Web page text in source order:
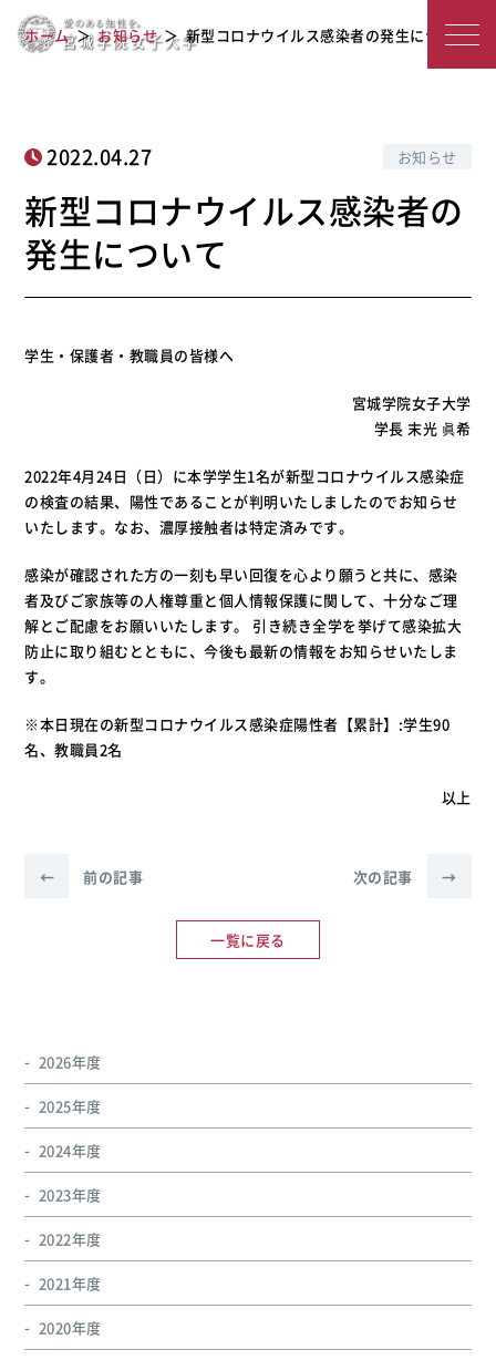
宮
女
子
大
新型コロナウイルス感染者の発生につ
いて
ホーム お知らせ 新型コロナウイルス感染者の発生について
2022.04.27 お知らせ
新型コロナウイルス感染者の
発生について
学生・保護者・教職員の皆様へ
宮城学院女子大学
学長 末光 眞希
2022年4月24日（日）に本学学生1名が新型コロナウイルス感染症
の検査の結果、陽性であることが判明いたしましたのでお知らせ
いたします。なお、濃厚接触者は特定済みです。
感染が確認された方の一刻も早い回復を心より願うと共に、感染
者及びご家族等の人権尊重と個人情報保護に関して、十分なご理
解とご配慮をお願いいたします。 引き続き全学を挙げて感染拡大
防止に取り組むとともに、今後も最新の情報をお知らせいたしま
す。
※本日現在の新型コロナウイルス感染症陽性者【累計】:学生90
名、教職員2名
以上
← 前の記事
一覧に戻る
次の記事 →
2026年度
2025年度
2024年度
2023年度
2022年度
2021年度
2020年度